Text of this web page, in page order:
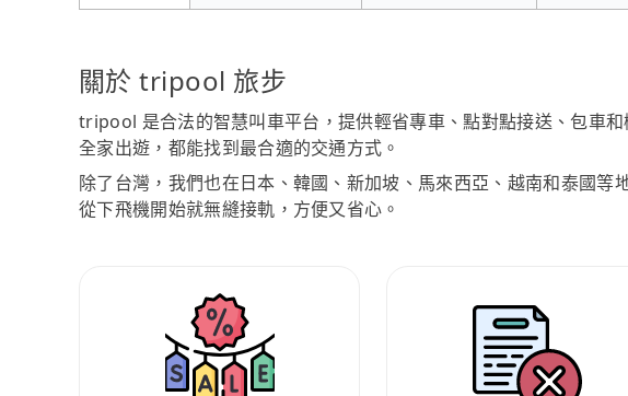
關於 tripool 旅步
tripool 是合法的智慧叫車平台，提供輕省專車、點對點接送、包車
全家出遊，都能找到最合適的交通方式。
除了台灣，我們也在日本、韓國、新加坡、馬來西亞、越南和泰國等
從下飛機開始就無縫接軌，方便又省心。